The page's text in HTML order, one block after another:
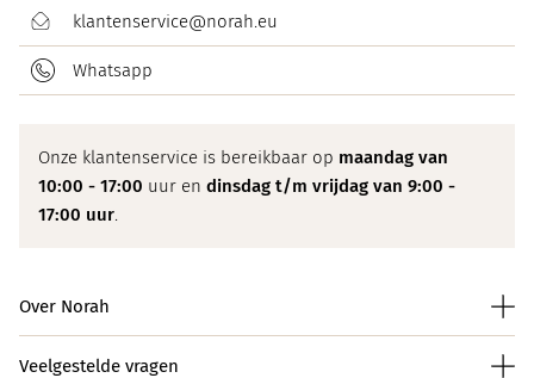
klantenservice@norah.eu
Whatsapp
Onze klantenservice is bereikbaar op maandag van
10:00 - 17:00 uur en dinsdag t/m vrijdag van 9:00 -
17:00 uur.
Over Norah
Veelgestelde vragen